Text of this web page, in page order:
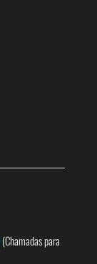
(Chamadas para